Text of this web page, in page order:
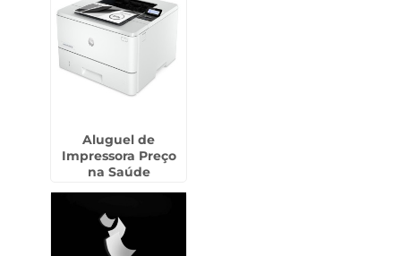
Aluguel de
Impressora Preço
na Saúde